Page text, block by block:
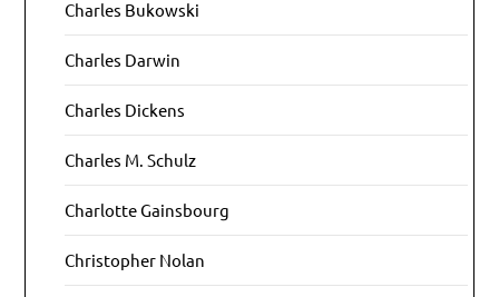
Charles Bukowski
Charles Darwin
Charles Dickens
Charles M. Schulz
Charlotte Gainsbourg
Christopher Nolan